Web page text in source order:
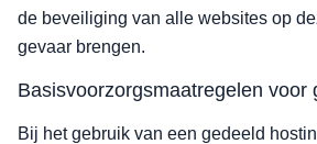
de beveiliging van alle websites op
gevaar brengen.
Basisvoorzorgsmaatregelen voor
Bij het gebruik van een gedeeld